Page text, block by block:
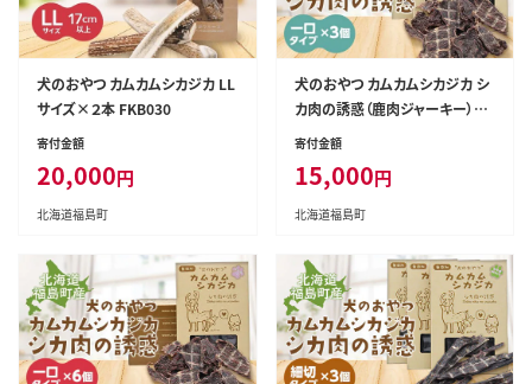
犬のおやつ カムカムシカジカ LL
サイズ×２本 FKB030
寄付金額
20,000円
北海道福島町
犬のおやつ カムカムシカジカ シ
カ肉の誘惑（鹿肉ジャーキー）一
口タイプ×３個 FKB031
寄付金額
15,000円
北海道福島町